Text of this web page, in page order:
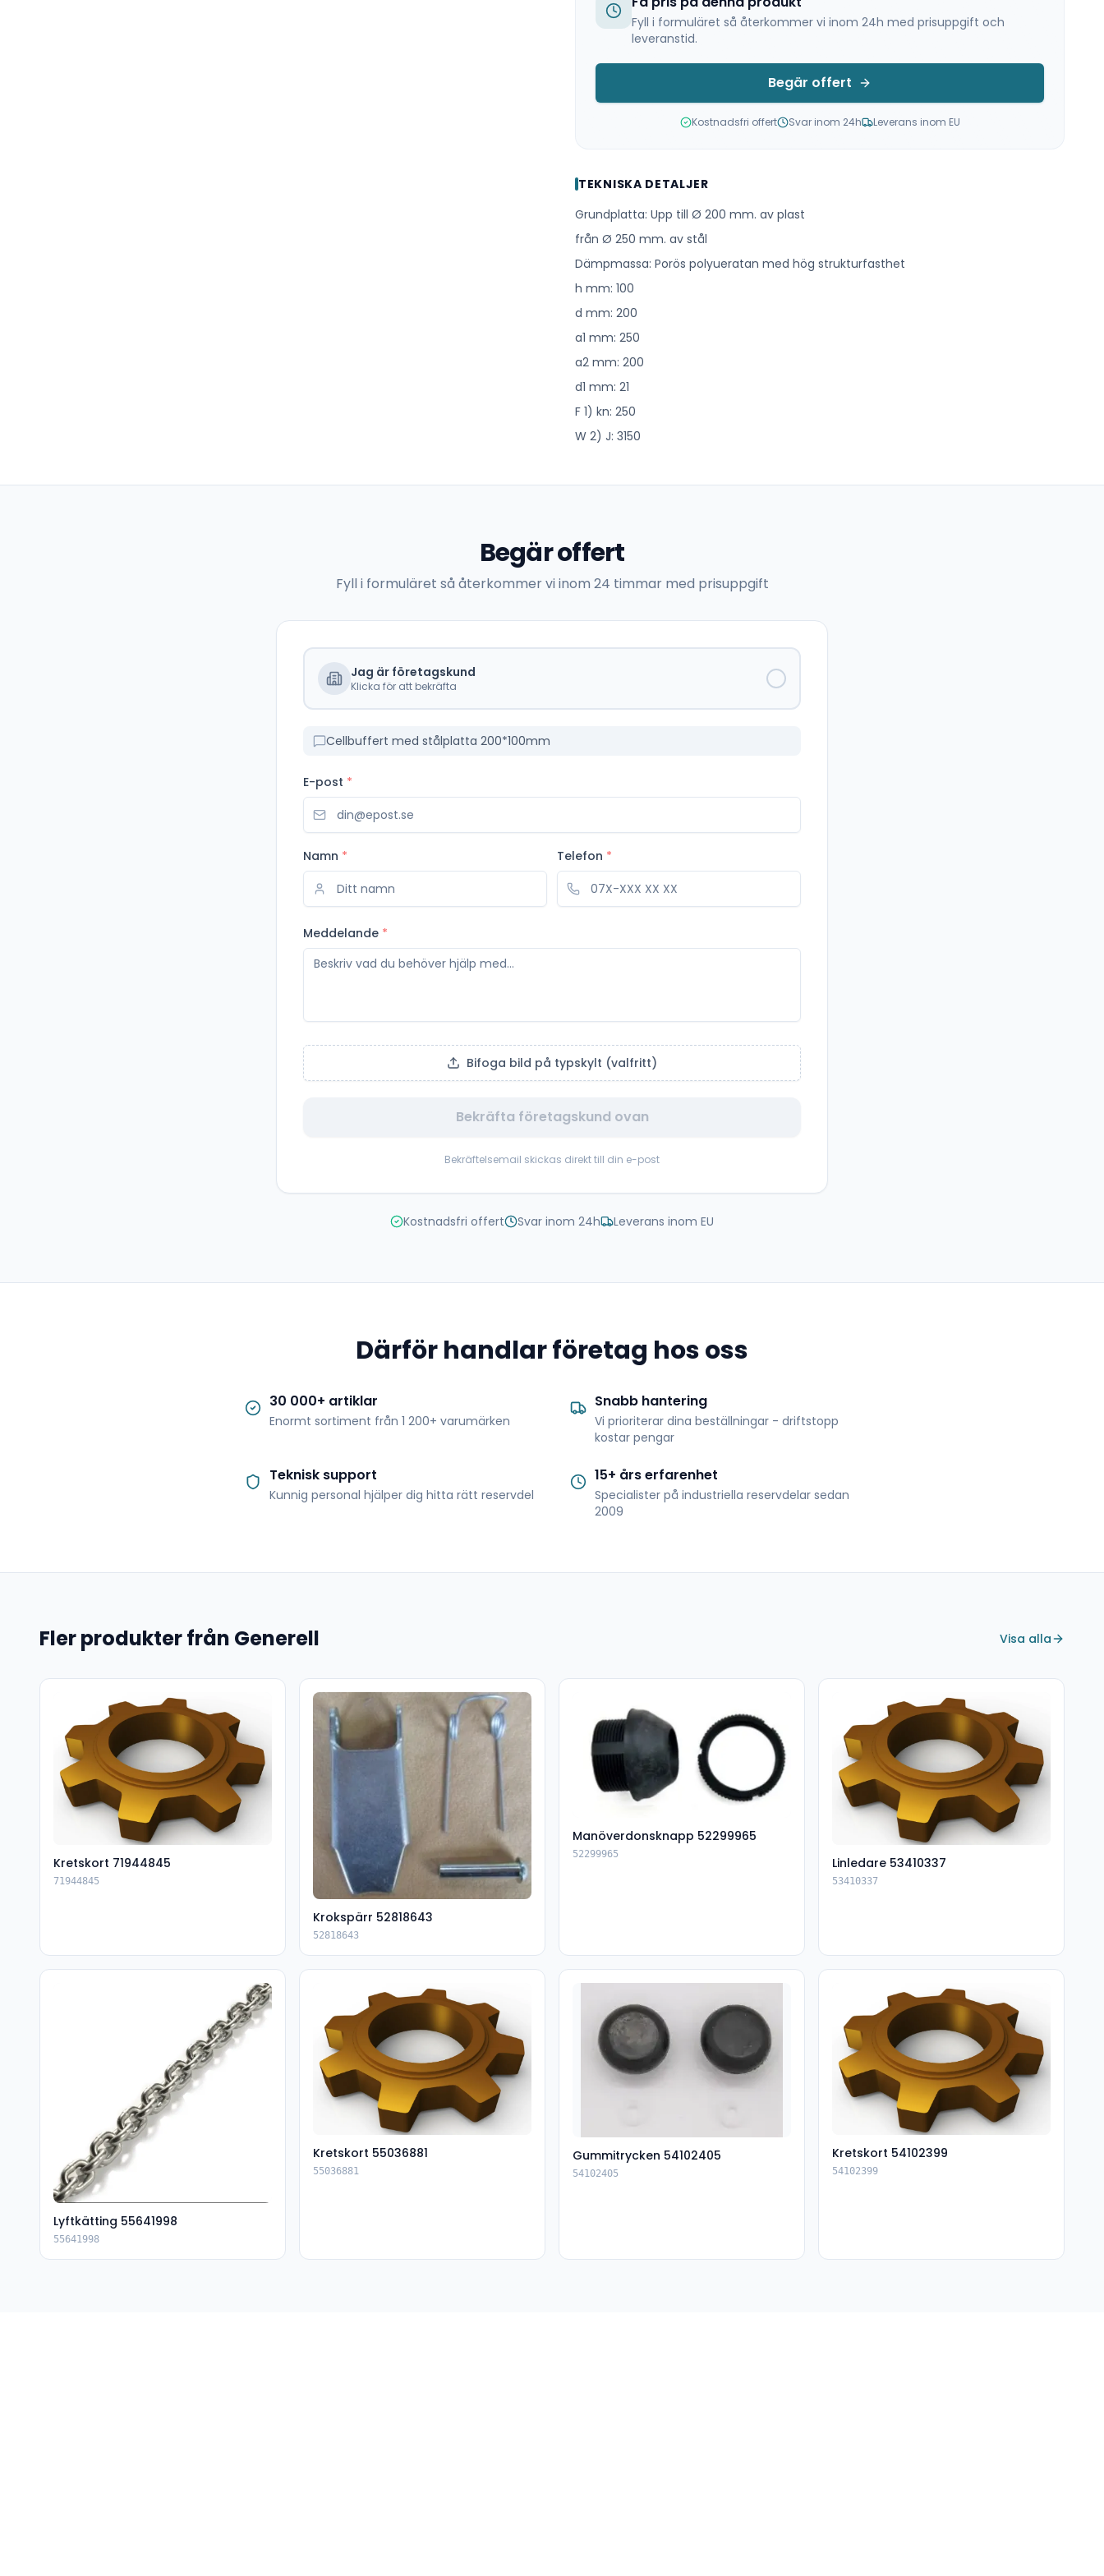
Fyll i formuläret så återkommer vi inom 24h med prisuppgift och
leveranstid.
Begär offert
Kostnadsfri offert Svar inom 24h Leverans inom EU
TEKNISKA DETALJER
Grundplatta: Upp till Ø 200 mm. av plast
från Ø 250 mm. av stål
Dämpmassa: Porös polyueratan med hög strukturfasthet
h mm: 100
d mm: 200
a1 mm: 250
a2 mm: 200
d1 mm: 21
F 1) kn: 250
W 2) J: 3150
Begär offert
Fyll i formuläret så återkommer vi inom 24 timmar med prisuppgift
Jag är företagskund
Klicka för att bekräfta
Cellbuffert med stålplatta 200*100mm
E-post *
Namn * Telefon *
Meddelande *
Bifoga bild på typskylt (valfritt)
Bekräfta företagskund ovan
Bekräftelsemail skickas direkt till din e-post
Kostnadsfri offert Svar inom 24h Leverans inom EU
Därför handlar företag hos oss
30 000+ artiklar
Enormt sortiment från 1 200+ varumärken
Snabb hantering
Vi prioriterar dina beställningar - driftstopp
kostar pengar
Teknisk support
Kunnig personal hjälper dig hitta rätt reservdel
15+ års erfarenhet
Specialister på industriella reservdelar sedan
2009
Fler produkter från Generell Visa alla
Kretskort 71944845
71944845
Krokspärr 52818643
52818643
Manöverdonsknapp 52299965
52299965
Linledare 53410337
53410337
Lyftkätting 55641998
55641998
Kretskort 55036881
55036881
Gummitrycken 54102405
54102405
Kretskort 54102399
54102399